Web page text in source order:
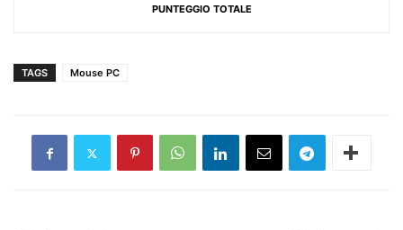
PUNTEGGIO TOTALE
TAGS Mouse PC